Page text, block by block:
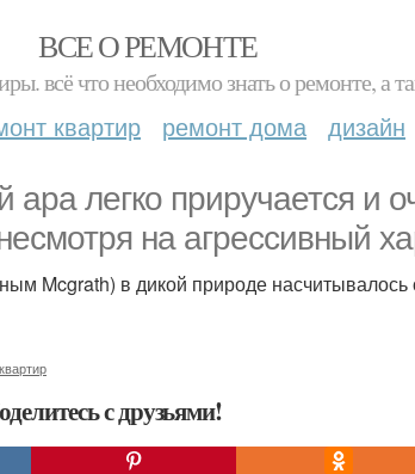
ВСЕ О РЕМОНТЕ
всё что необходимо знать о ремонте,
квартир ремонт дома дизайн
ара легко приручается и
на агрессивный
Mcgrath) в дикой природе
с друзьями!